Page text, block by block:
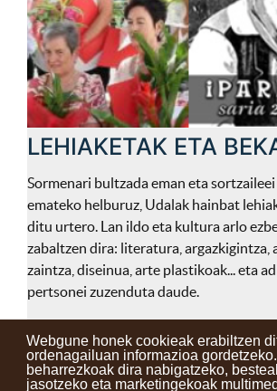
Webgune honek cookieak erabiltzen
ordenagailuan informazioa
beharrezkoak dira nabigatzeko,
jasotzeko eta marketingekoak
LEHIAKETAK ETA
Sormenari bultzada eman eta
emateko helburuz, Udalak hainbat
ditu urtero. Lan ildo eta kultura arlo
zabaltzen dira: literatura, argazkigintza,
zaintza, diseinua, arte plastikoak... eta
pertsonei zuzenduta daude.
Kontaktuak Erabilera baldintzak